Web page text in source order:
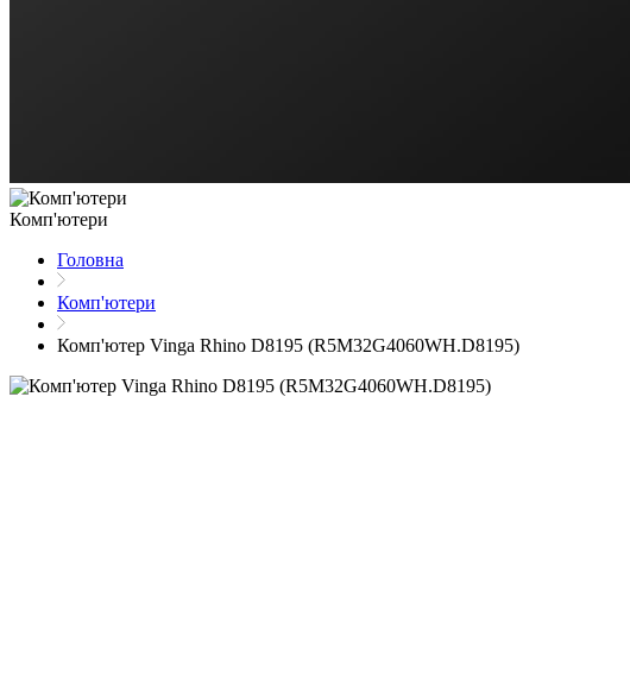
Комп'ютери
Головна
Комп'ютери
Комп'ютер Vinga Rhino D8195 (R5M32G4060WH.D8195)